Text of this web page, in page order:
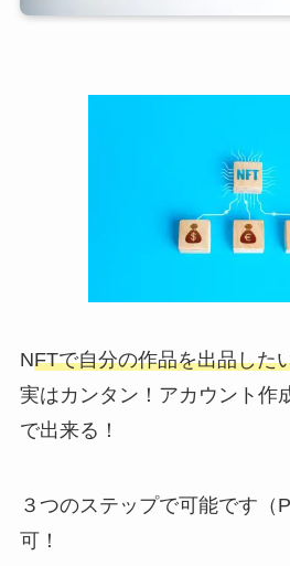
NFTで自分の作品を出品した
実はカンタン！アカウント
で出来る！
３つのステップで可能です（
可！